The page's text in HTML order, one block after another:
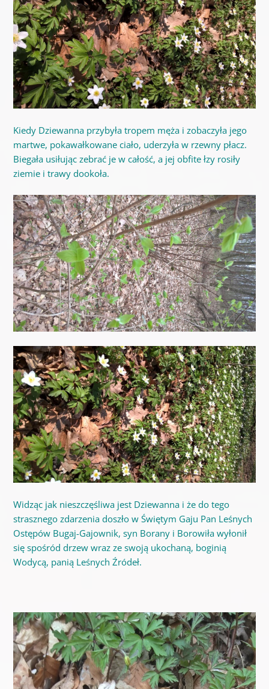
Kiedy Dziewanna przybyła tropem męża i zobaczyła jego
martwe, pokawałkowane ciało, uderzyła w rzewny płacz.
Biegała usiłując zebrać je w całość, a jej obfite łzy rosiły
ziemie i trawy dookoła.
Widząc jak nieszczęśliwa jest Dziewanna i że do tego
strasznego zdarzenia doszło w Świętym Gaju Pan Leśnych
Ostępów Bugaj-Gajownik, syn Borany i Borowiła wyłonił
się spośród drzew wraz ze swoją ukochaną, boginią
Wodycą, panią Leśnych Źródeł.